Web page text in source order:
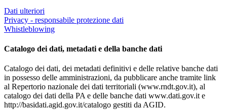
Dati ulteriori
Privacy - responsabile protezione dati
Whistleblowing
Catalogo dei dati, metadati e della banche dati
Catalogo dei dati, dei metadati definitivi e delle relative banche dati
in possesso delle amministrazioni, da pubblicare anche tramite link
al Repertorio nazionale dei dati territoriali (www.rndt.gov.it), al
catalogo dei dati della PA e delle banche dati www.dati.gov.it e
http://basidati.agid.gov.it/catalogo gestiti da AGID.